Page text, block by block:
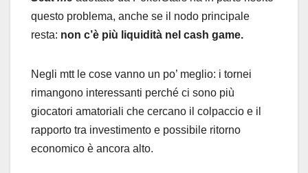
questo problema, anche se il nodo principale
resta: non c’è più liquidità nel cash game.
Negli mtt le cose vanno un po’ meglio: i tornei
rimangono interessanti perché ci sono più
giocatori amatoriali che cercano il colpaccio e il
rapporto tra investimento e possibile ritorno
economico è ancora alto.